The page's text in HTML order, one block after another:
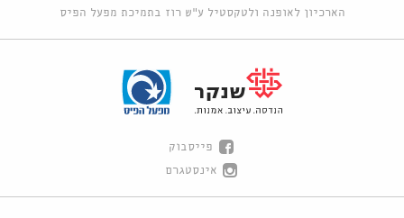
הארכיון לאופנה ולטקסטיל ע"ש רוז בתמיכת מפעל הפיס
פייסבוק
אינסטגרם